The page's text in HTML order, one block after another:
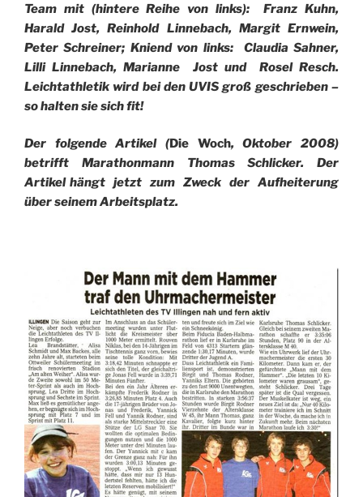
Team mit (hintere Reihe von links): Franz Kuhn,
Harald Jost, Reinhold Linnebach, Margit Ernwein,
Peter Schreiner; Kniend von links: Claudia Sahner,
Lilli Linnebach, Marianne Jost und Rosel Resch.
Leichtathletik wird bei den UVIS groß geschrieben –
so halten sie sich fit!
Der folgende Artikel (Die Woch, Oktober 2008)
betrifft Marathonmann Thomas Schlicker. Der
Artikel hängt jetzt zum Zweck der Aufheiterung
überseinem Arbeitsplatz.